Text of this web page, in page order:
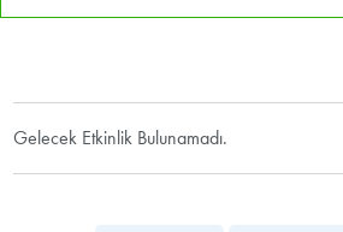
Gelecek Etkinlik Bulunamadı.